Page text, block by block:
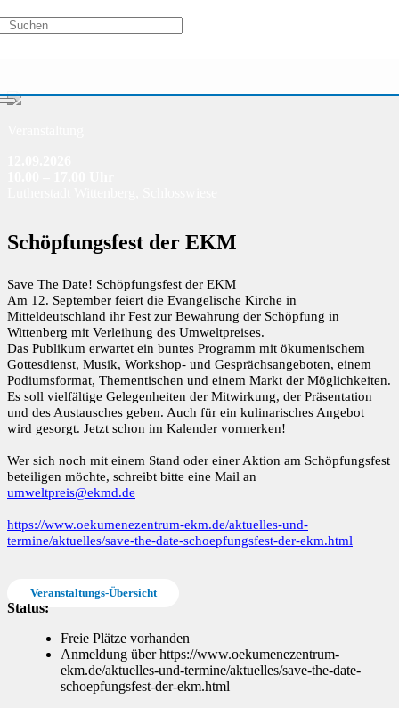
Schöpfungsfest der EKM
Save The Date! Schöpfungsfest der EKM
Am 12. September feiert die Evangelische Kirche in
Mitteldeutschland ihr Fest zur Bewahrung der Schöpfung in
Wittenberg mit Verleihung des Umweltpreises.
Das Publikum erwartet ein buntes Programm mit ökumenischem
Gottesdienst, Musik, Workshop- und Gesprächsangeboten, einem
Podiumsformat, Thementischen und einem Markt der Möglichkeiten.
Es soll vielfältige Gelegenheiten der Mitwirkung, der Präsentation
und des Austausches geben. Auch für ein kulinarisches Angebot
wird gesorgt. Jetzt schon im Kalender vormerken!
Wer sich noch mit einem Stand oder einer Aktion am Schöpfungsfest
beteiligen möchte, schreibt bitte eine Mail an
umweltpreis@ekmd.de
https://www.oekumenezentrum-ekm.de/aktuelles-und-
termine/aktuelles/save-the-date-schoepfungsfest-der-ekm.html
Veranstaltungs-Übersicht
Status:
Freie Plätze vorhanden
Anmeldung über https://www.oekumenezentrum-
ekm.de/aktuelles-und-termine/aktuelles/save-the-date-
schoepfungsfest-der-ekm.html